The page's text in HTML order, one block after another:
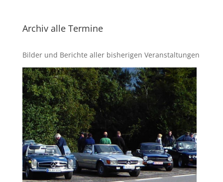
Archiv alle Termine
Bilder und Berichte aller bisherigen Veranstaltungen